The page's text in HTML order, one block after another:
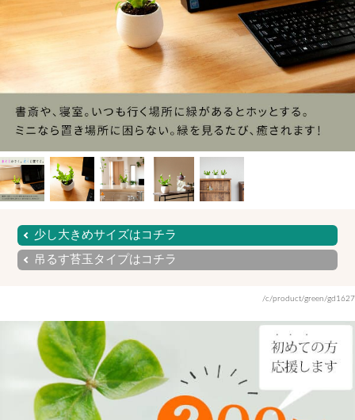
少し大きめサイズはコチラ
吊るす苔玉タイプはコチラ
/c/product/green/gd1627